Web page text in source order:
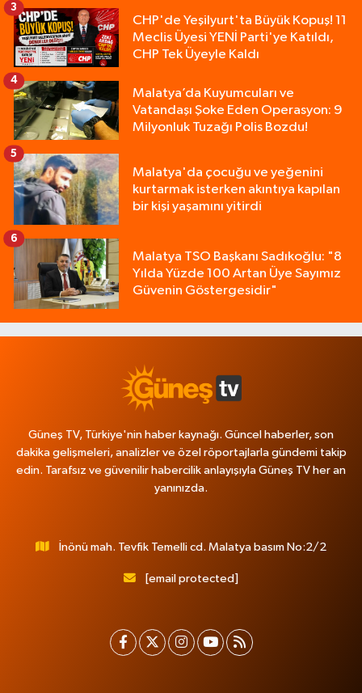
CHP'de Yeşilyurt'ta Büyük Kopuş! 11
Meclis Üyesi YENİ Parti'ye Katıldı,
CHP Tek Üyeyle Kaldı
3
Malatya’da Kuyumcuları ve
Vatandaşı Şoke Eden Operasyon: 9
Milyonluk Tuzağı Polis Bozdu!
4
Malatya'da çocuğu ve yeğenini
kurtarmak isterken akıntıya kapılan
bir kişi yaşamını yitirdi
5
Malatya TSO Başkanı Sadıkoğlu: "8
Yılda Yüzde 100 Artan Üye Sayımız
Güvenin Göstergesidir"
6
Güneş TV, Türkiye'nin haber kaynağı. Güncel haberler, son
dakika gelişmeleri, analizler ve özel röportajlarla gündemi takip
edin. Tarafsız ve güvenilir habercilik anlayışıyla Güneş TV her an
yanınızda.
İnönü mah. Tevfik Temelli cd. Malatya basım No:2/2
[email protected]